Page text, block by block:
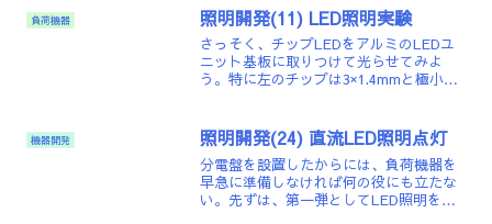
な動作になると言うもの。しかし、場合
によっては、電源投入直後に...
負荷機器 照明開発(11) LED照明実験
さっそく、チップLEDをアルミのLEDユ
ニット基板に取りつけて光らせてみよ
う。特に左のチップは3×1.4mmと極小サ
たら無残にも2つに割れてしまった。。。
オーマイガ！な...
機器開発 照明開発(24) 直流LED照明点灯
分電盤を設置したからには、負荷機器を
早急に準備しなければ何の役にも立たな
い。先ずは、第一弾としてLED照明をテ